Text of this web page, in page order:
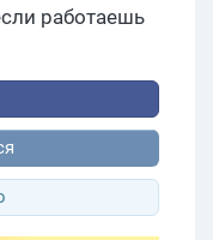
работаешь